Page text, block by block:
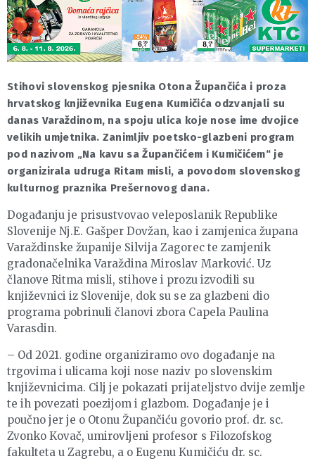
Stihovi slovenskog pjesnika Otona Župančića i proza
hrvatskog književnika Eugena Kumičića odzvanjali su
danas Varaždinom, na spoju ulica koje nose ime dvojice
velikih umjetnika. Zanimljiv poetsko-glazbeni program
pod nazivom „Na kavu sa Župančićem i Kumičićem“ je
organizirala udruga Ritam misli, a povodom slovenskog
kulturnog praznika Prešernovog dana.
Događanju je prisustvovao veleposlanik Republike
Slovenije Nj.E. Gašper Dovžan, kao i zamjenica župana
Varaždinske županije Silvija Zagorec te zamjenik
gradonačelnika Varaždina Miroslav Marković. Uz
članove Ritma misli, stihove i prozu izvodili su
književnici iz Slovenije, dok su se za glazbeni dio
programa pobrinuli članovi zbora Capela Paulina
Varasdin.
– Od 2021. godine organiziramo ovo događanje na
trgovima i ulicama koji nose naziv po slovenskim
književnicima. Cilj je pokazati prijateljstvo dvije zemlje
te ih povezati poezijom i glazbom. Događanje je i
poučno jer je o Otonu Župančiću govorio prof. dr. sc.
Zvonko Kovač, umirovljeni profesor s Filozofskog
fakulteta u Zagrebu, a o Eugenu Kumičiću dr. sc.